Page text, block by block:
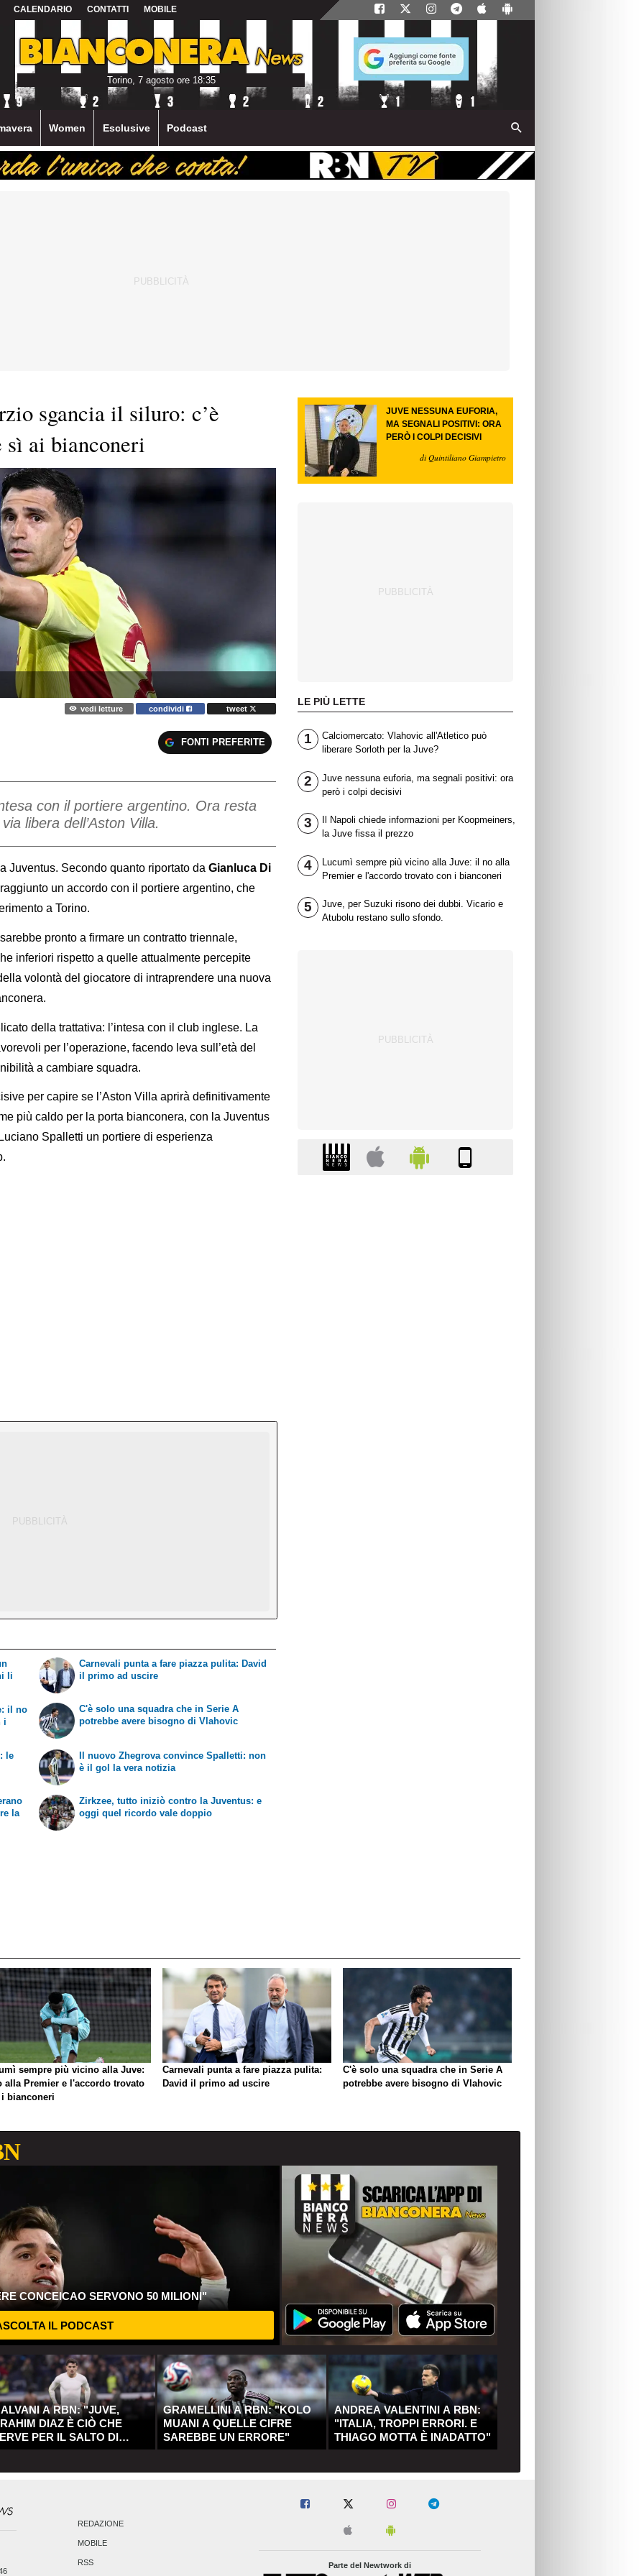
CALENDARIO CONTATTI MOBILE
Torino, 7 agosto ore 18:35
Women Esclusive Podcast
sgancia il siluro: c’è
ai bianconeri
vedi letture condividi tweet
FONTI PREFERITE
con il portiere argentino. Ora resta
libera dell’Aston Villa.
Juventus. Secondo quanto riportato da Gianluca Di
un accordo con il portiere argentino, che
a Torino.
pronto a firmare un contratto triennale,
inferiori rispetto a quelle attualmente percepite
volontà del giocatore di intraprendere una nuova
della trattativa: l’intesa con il club inglese. La
per l’operazione, facendo leva sull’età del
a cambiare squadra.
per capire se l’Aston Villa aprirà definitivamente
più caldo per la porta bianconera, con la Juventus
Spalletti un portiere di esperienza
li
il no
i
Carnevali punta a fare piazza pulita: David
il primo ad uscire
C'è solo una squadra che in Serie A
potrebbe avere bisogno di Vlahovic
le
la
Il nuovo Zhegrova convince Spalletti: non
è il gol la vera notizia
Zirkzee, tutto iniziò contro la Juventus: e
oggi quel ricordo vale doppio
JUVE NESSUNA EUFORIA,
MA SEGNALI POSITIVI: ORA
PERÒ I COLPI DECISIVI
di Quintiliano Giampietro
LE PIÙ LETTE
1
Calciomercato: Vlahovic all'Atletico può
liberare Sorloth per la Juve?
2
Juve nessuna euforia, ma segnali positivi: ora
però i colpi decisivi
3
Il Napoli chiede informazioni per Koopmeiners,
la Juve fissa il prezzo
4
Lucumì sempre più vicino alla Juve: il no alla
Premier e l'accordo trovato con i bianconeri
5
Juve, per Suzuki risono dei dubbi. Vicario e
Atubolu restano sullo sfondo.
sempre più vicino alla Juve:
alla Premier e l'accordo trovato
bianconeri
Carnevali punta a fare piazza pulita:
David il primo ad uscire
C'è solo una squadra che in Serie A
potrebbe avere bisogno di Vlahovic
CONCEICAO SERVONO 50 MILIONI"
IL PODCAST
A RBN: "JUVE,
DIAZ È CIÒ CHE
PER IL SALTO DI
GRAMELLINI A RBN: "KOLO
MUANI A QUELLE CIFRE
SAREBBE UN ERRORE"
ANDREA VALENTINI A RBN:
"ITALIA, TROPPI ERRORI. E
THIAGO MOTTA È INADATTO"
REDAZIONE
MOBILE
RSS Parte del Newtwork di